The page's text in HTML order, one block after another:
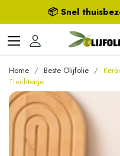
📦 Snel
Home Beste Olijfolie
Trechtertje